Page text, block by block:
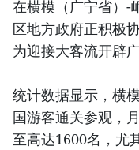
在横模（广宁省）-
区地方政府正积极
为迎接大客流开辟广
统计数据显示，横
国游客通关参观，
至高达1600名，尤